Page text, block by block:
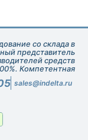
со склада в
представитель
средств
Компетентная
оборудования.
sales@indelta.ru